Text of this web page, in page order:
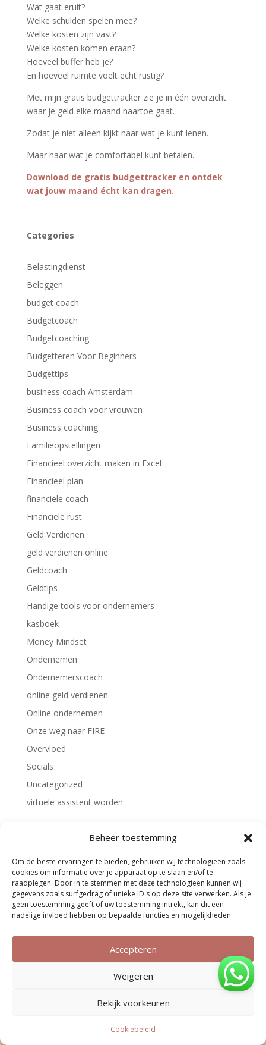
Beheer toestemming
Om de beste ervaringen te bieden, gebruiken wij technologieën zoals
cookies om informatie over je apparaat op te slaan en/of te
raadplegen. Door in te stemmen met deze technologieën kunnen wij
gegevens zoals surfgedrag of unieke ID's op deze site verwerken. Als je
geen toestemming geeft of uw toestemming intrekt, kan dit een
nadelige invloed hebben op bepaalde functies en mogelijkheden.
Accepteren
Weigeren
Bekijk voorkeuren
Cookiebeleid
Wat gaat eruit?
Welke schulden spelen mee?
Welke kosten zijn vast?
Welke kosten komen eraan?
Hoeveel buffer heb je?
En hoeveel ruimte voelt echt rustig?
Met mijn gratis budgettracker zie je in één overzicht
waar je geld elke maand naartoe gaat.
Zodat je niet alleen kijkt naar wat je kunt lenen.
Maar naar wat je comfortabel kunt betalen.
Download de gratis budgettracker en ontdek
wat jouw maand écht kan dragen.
Categories
Belastingdienst
Beleggen
budget coach
Budgetcoach
Budgetcoaching
Budgetteren Voor Beginners
Budgettips
business coach Amsterdam
Business coach voor vrouwen
Business coaching
Familieopstellingen
Financieel overzicht maken in Excel
Financieel plan
financiële coach
Financiële rust
Geld Verdienen
geld verdienen online
Geldcoach
Geldtips
Handige tools voor ondernemers
kasboek
Money Mindset
Ondernemen
Ondernemerscoach
online geld verdienen
Online ondernemen
Onze weg naar FIRE
Overvloed
Socials
Uncategorized
virtuele assistent worden
Over Melina on Fire
info@melinaonfire.nl
+3175 757 2670
KVK: 85939382
Groepstrajecten